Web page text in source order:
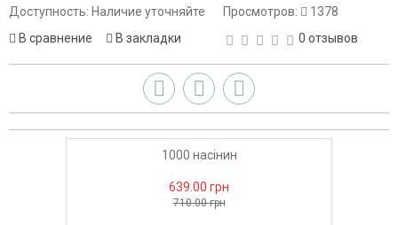
Доступность: Наличие уточняйте
В сравнение
В закладки
Просмотров:
1378
0 отзывов
1000 насінин
639.00 грн
710.00 грн